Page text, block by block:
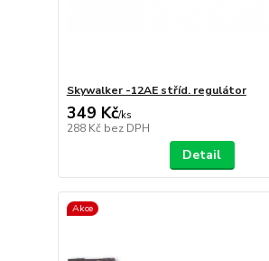
Skywalker -12AE stříd. regulátor
349 Kč/ks
288 Kč bez DPH
Detail
Akce